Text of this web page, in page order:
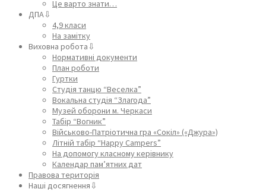
Це варто знати…
ДПА⇩
4,9 класи
На замітку
Виховна робота⇩
Нормативні документи
План роботи
Гуртки
Студія танцю “Веселка”
Вокальна студія “Злагода”
Музей оборони м. Черкаси
Табір “Вогник”
Військово-Патріотична гра «Сокіл» («Джура»)
Літній табір “Happy Campers”
На допомогу класному керівнику
Календар пам’ятних дат
Правова територія
Наші досягнення⇩